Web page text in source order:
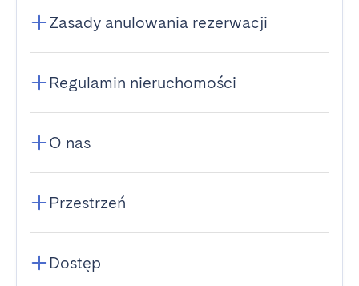
Zasady anulowania rezerwacji
Regulamin nieruchomości
O nas
Przestrzeń
Dostęp